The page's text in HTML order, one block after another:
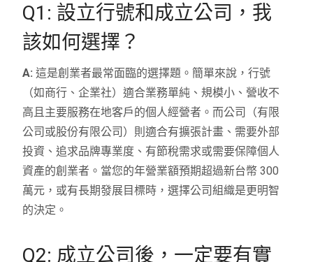
Q1: 設立行號和成立公司，我
該如何選擇？
A: 這是創業者最常面臨的選擇題。簡單來說，行號
（如商行、企業社）適合業務單純、規模小、營收不
高且主要服務在地客戶的個人經營者。而公司（有限
公司或股份有限公司）則適合有擴張計畫、需要外部
投資、追求品牌專業度、有節稅需求或需要保障個人
資產的創業者。當您的年營業額預期超過新台幣 300
萬元，或有長期發展目標時，選擇公司組織是更明智
的決定。
Q2: 成立公司後，一定要有實